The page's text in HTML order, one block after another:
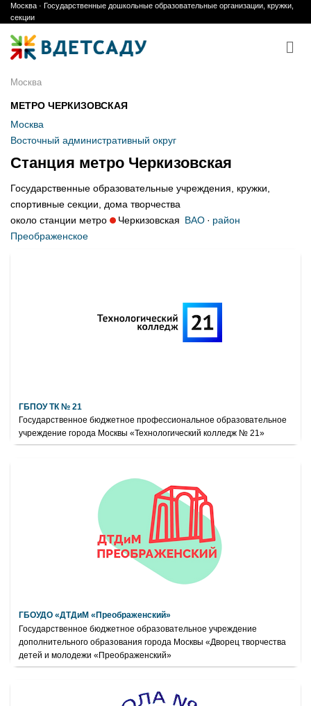
Skip
to
content
Москва · Государственные дошкольные образовательные организации, кружки,
секции
Москва
МЕТРО ЧЕРКИЗОВСКАЯ
Москва
Восточный административный округ
Станция метро Черкизовская
Государственные образовательные учреждения, кружки,
спортивные секции, дома творчества
около станции метро
Черкизовская ВАО· район
Преображенское
ГБПОУ ТК № 21
Государственное бюджетное профессиональное образовательное
учреждение города Москвы «Технологический колледж № 21»
ГБОУДО «ДТДиМ «Преображенский»
Государственное бюджетное образовательное учреждение
дополнительного образования города Москвы «Дворец творчества
детей и молодежи «Преображенский»